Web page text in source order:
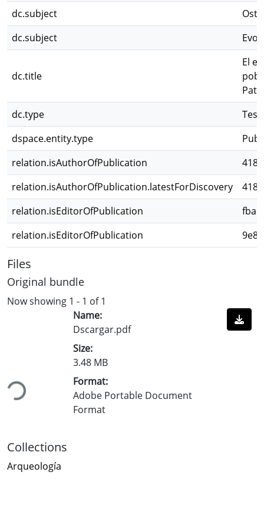
dc.subject
dc.subject
dc.title
El
dc.type
dspace.entity.type
relation.isAuthorOfPublication
relation.isAuthorOfPublication.latestForDiscovery
relation.isEditorOfPublication
relation.isEditorOfPublication
Files
Original bundle
Now showing 1 - 1 of 1
Loading...
Name:
Dscargar.pdf
Size:
3.48 MB
Format:
Adobe Portable Document
Format
Collections
Arqueología